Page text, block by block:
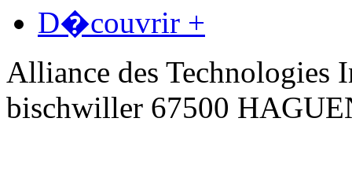
D�couvrir +
Alliance des Technologies
bischwiller 67500